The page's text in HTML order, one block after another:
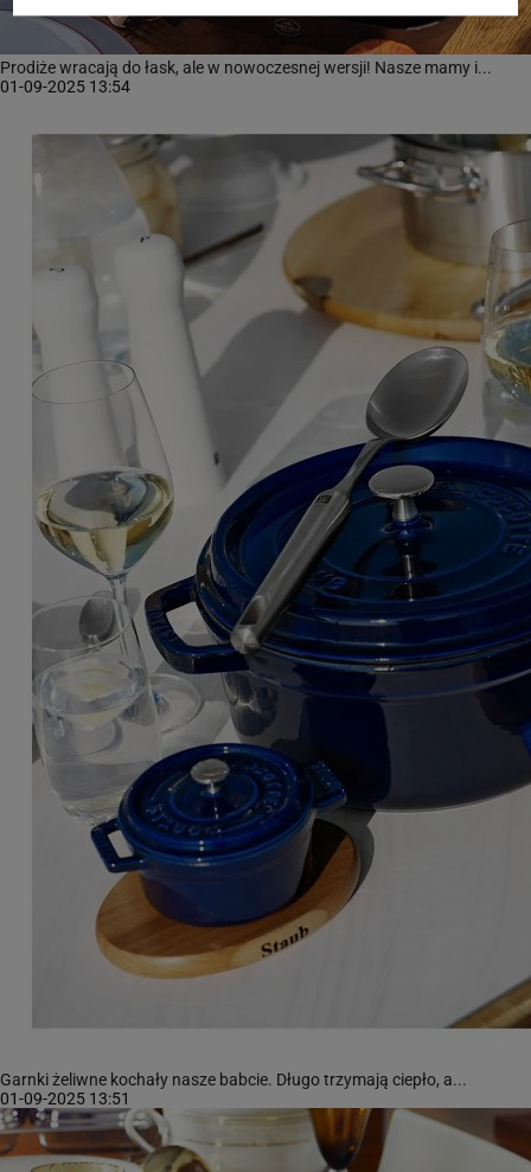
Prodiże wracają do łask, ale w nowoczesnej wersji! Nasze mamy i...
01-09-2025 13:54
Garnki żeliwne kochały nasze babcie. Długo trzymają ciepło, a...
01-09-2025 13:51